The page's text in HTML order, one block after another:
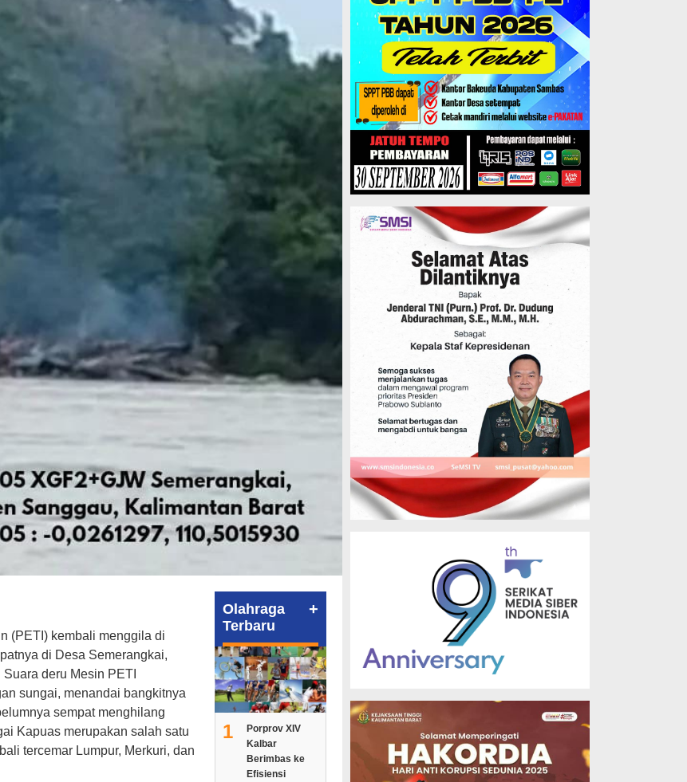
(PETI) kembali menggila di
di Desa Semerangkai,
deru Mesin PETI
sungai, menandai bangkitnya
sempat menghilang
Kapuas merupakan salah satu
tercemar Lumpur, Merkuri, dan
Olahraga
Terbaru
+
1
Porprov XIV
Kalbar
Berimbas ke
Efisiensi